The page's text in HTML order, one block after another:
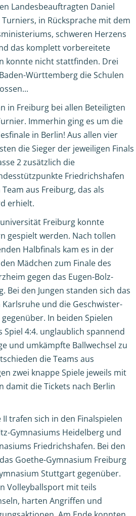
Landesbeauftragten Daniel
in Rücksprache mit dem
schweren Herzens
das komplett vorbereitete
konnte nicht stattfinden. Drei
Württemberg die Schulen
in Freiburg bei allen Beteiligten
Immerhin ging es um die
in Berlin! Aus allen vier
die Sieger der jeweiligen Finals
2 zusätzlich die
Friedrichshafen
aus Freiburg, das als
erhielt.
Freiburg konnte
gespielt werden. Nach tollen
Halbfinals kam es in der
Mädchen zum Finale des
gegen das Eugen-Bolz-
Bei den Jungen standen sich das
und die Geschwister-
In beiden Spielen
Spiel 4:4. unglaublich spannend
und umkämpfte Ballwechsel zu
die Teams aus
zwei knappe Spiele jeweils mit
damit die Tickets nach Berlin
trafen sich in den Finalspielen
Gymnasiums Heidelberg und
Friedrichshafen. Bei den
Goethe-Gymnasium Freiburg
Stuttgart gegenüber.
Volleyballsport mit teils
harten Angriffen und